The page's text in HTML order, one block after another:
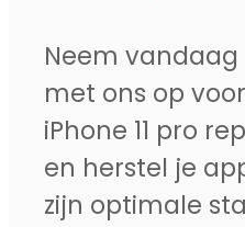
Neem
met ons op
iPhone 11 pro
en herstel je
zijn optimale